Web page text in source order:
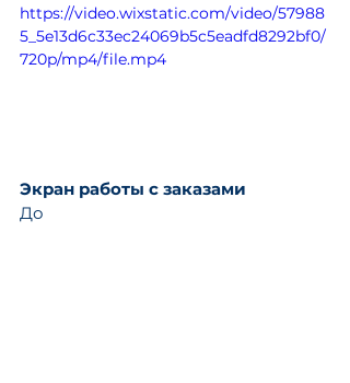
https://video.wixstatic.com/video/57988
5_5e13d6c33ec24069b5c5eadfd8292bf0/
720p/mp4/file.mp4
Экран работы с заказами
До